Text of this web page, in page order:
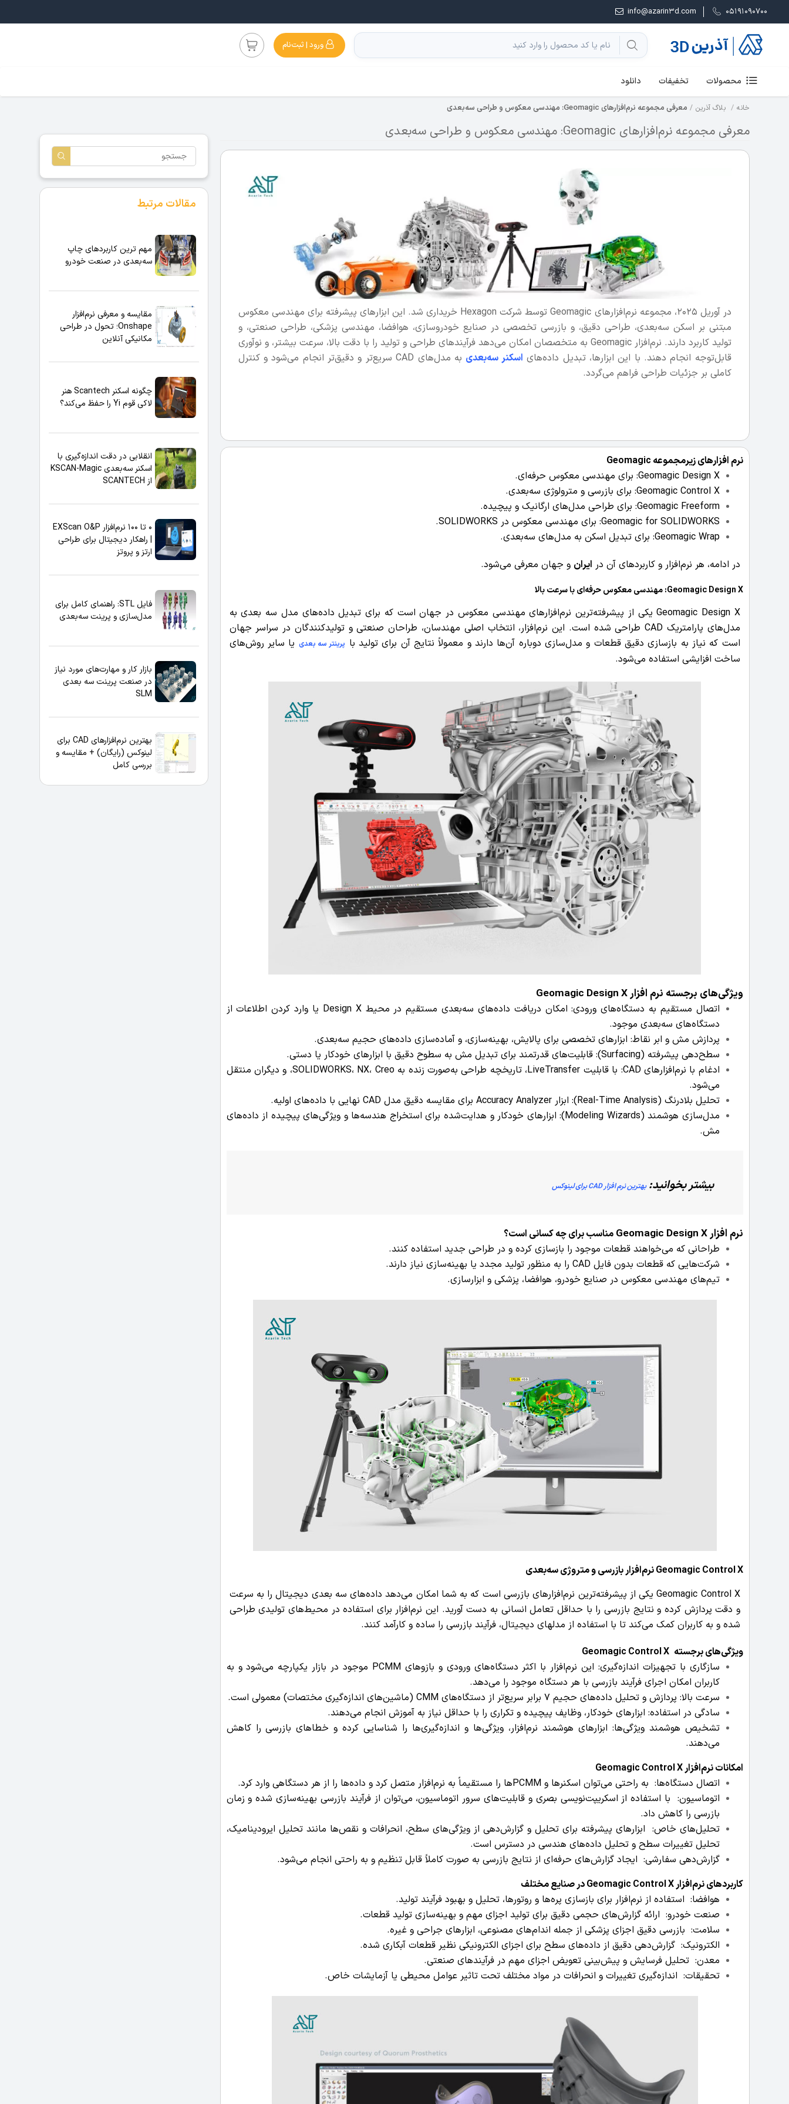
05191090700
info@azarin3d.com
ورود | ثبت‌نام
محصولات تخفیفات دانلود
خانه بلاگ آذرین معرفی مجموعه نرم‌افزارهای Geomagic: مهندسی معکوس و طراحی سه‌بعدی
معرفی مجموعه نرم‌افزارهای Geomagic: مهندسی معکوس و طراحی سه‌بعدی
در آوریل 2025، مجموعه نرم‌افزارهای Geomagic توسط شرکت Hexagon خریداری شد. این ابزارهای پیشرفته برای مهندسی معکوس
مبتنی بر اسکن سه‌بعدی، طراحی دقیق، و بازرسی تخصصی در صنایع خودروسازی، هوافضا، مهندسی پزشکی، طراحی صنعتی، و
تولید کاربرد دارند. نرم‌افزار Geomagic به متخصصان امکان می‌دهد فرآیندهای طراحی و تولید را با دقت بالا، سرعت بیشتر، و نوآوری
قابل‌توجه انجام دهند. با این ابزارها، تبدیل داده‌های اسکنر سه‌بعدی
به مدل‌های CAD سریع‌تر و دقیق‌تر انجام می‌شود و کنترل
کاملی بر جزئیات طراحی فراهم می‌گردد.
نرم افزارهای زیرمجموعه Geomagic
Geomagic Design X: برای مهندسی معکوس حرفه‌ای.
Geomagic Control X: برای بازرسی و مترولوژی سه‌بعدی.
Geomagic Freeform: برای طراحی مدل‌های ارگانیک و پیچیده.
Geomagic for SOLIDWORKS: برای مهندسی معکوس در SOLIDWORKS.
Geomagic Wrap: برای تبدیل اسکن به مدل‌های سه‌بعدی.
در ادامه، هر نرم‌افزار و کاربردهای آن در ایران و جهان معرفی می‌شود.
Geomagic Design X: مهندسی معکوس حرفه‌ای با سرعت بالا
Geomagic Design X یکی از پیشرفته‌ترین نرم‌افزارهای مهندسی معکوس در جهان است که برای تبدیل داده‌های مدل سه بعدی به
مدل‌های پارامتریک CAD طراحی شده است. این نرم‌افزار، انتخاب اصلی مهندسان، طراحان صنعتی و تولیدکنندگان در سراسر جهان
است که نیاز به بازسازی دقیق قطعات و مدل‌سازی دوباره آن‌ها دارند و معمولاً نتایج آن برای تولید با پرینتر سه بعدی یا سایر روش‌های
ساخت افزایشی استفاده می‌شود.
ویژگی‌های برجسته نرم افزارGeomagic Design X
اتصال مستقیم به دستگاه‌های ورودی: امکان دریافت داده‌های سه‌بعدی مستقیم در محیط Design X یا وارد کردن اطلاعات از
دستگاه‌های سه‌بعدی موجود.
پردازش مش و ابر نقاط: ابزارهای تخصصی برای پالایش، بهینه‌سازی، و آماده‌سازی داده‌های حجیم سه‌بعدی.
سطح‌دهی پیشرفته (Surfacing): قابلیت‌های قدرتمند برای تبدیل مش به سطوح دقیق با ابزارهای خودکار یا دستی.
ادغام با نرم‌افزارهای CAD: با قابلیت LiveTransfer، تاریخچه طراحی به‌صورت زنده به SOLIDWORKS، NX، Creo، و دیگران منتقل
می‌شود.
تحلیل بلادرنگ (Real-Time Analysis): ابزار Accuracy Analyzer برای مقایسه دقیق مدل CAD نهایی با داده‌های اولیه.
مدل‌سازی هوشمند (Modeling Wizards): ابزارهای خودکار و هدایت‌شده برای استخراج هندسه‌ها و ویژگی‌های پیچیده از داده‌های
مش.
بیشتر بخوانید:بهترین نرم افزار CAD برای لینوکس
نرم افزارGeomagic Design X مناسب برای چه کسانی است؟
طراحانی که می‌خواهند قطعات موجود را بازسازی کرده و در طراحی جدید استفاده کنند.
شرکت‌هایی که قطعات بدون فایل CAD را به منظور تولید مجدد یا بهینه‌سازی نیاز دارند.
تیم‌های مهندسی معکوس در صنایع خودرو، هوافضا، پزشکی و ابزارسازی.
Geomagic Control Xنرم‌افزار بازرسی و متروژی سه‌بعدی
Geomagic Control X یکی از پیشرفته‌ترین نرم‌افزارهای بازرسی است که به شما امکان می‌دهد داده‌های سه بعدی دیجیتال را به سرعت
و دقت پردازش کرده و نتایج بازرسی را با حداقل تعامل انسانی به دست آورید. این نرم‌افزار برای استفاده در محیط‌های تولیدی طراحی
شده و به کاربران کمک می‌کند تا با استفاده از مدلهای دیجیتال، فرآیند بازرسی را ساده و کارآمد کنند.
ویژگی‌های برجسته Geomagic Control X
سازگاری با تجهیزات اندازه‌گیری: این نرم‌افزار با اکثر دستگاه‌های ورودی و بازوهای PCMM موجود در بازار یکپارچه می‌شود و به
کاربران امکان اجرای فرآیند بازرسی با هر دستگاه موجود را می‌دهد.
سرعت بالا: پردازش و تحلیل داده‌های حجیم 7 برابر سریع‌تر از دستگاه‌های CMM (ماشین‌های اندازه‌گیری مختصات) معمولی است.
سادگی در استفاده: ابزارهای خودکار، وظایف پیچیده و تکراری را با حداقل نیاز به آموزش انجام می‌دهند.
تشخیص هوشمند ویژگی‌ها: ابزارهای هوشمند نرم‌افزار، ویژگی‌ها و اندازه‌گیری‌ها را شناسایی کرده و خطاهای بازرسی را کاهش
می‌دهند.
امکانات نرم‌افزارGeomagic Control X
اتصال دستگاه‌ها: به راحتی می‌توان اسکنرها و PCMM‌ها را مستقیماً به نرم‌افزار متصل کرد و داده‌ها را از هر دستگاهی وارد کرد.
اتوماسیون: با استفاده از اسکریپت‌نویسی بصری و قابلیت‌های سرور اتوماسیون، می‌توان از فرآیند بازرسی بهینه‌سازی شده و زمان
بازرسی را کاهش داد.
تحلیل‌های خاص: ابزارهای پیشرفته برای تحلیل و گزارش‌دهی از ویژگی‌های سطح، انحرافات و نقص‌ها مانند تحلیل ایرودینامیک،
تحلیل تغییرات سطح و تحلیل داده‌های هندسی در دسترس است.
گزارش‌دهی سفارشی: ایجاد گزارش‌های حرفه‌ای از نتایج بازرسی به صورت کاملاً قابل تنظیم و به راحتی انجام می‌شود.
کاربردهاینرم‌افزارGeomagic Control Xدر صنایع مختلف
هوافضا: استفاده از نرم‌افزار برای بازسازی پره‌ها و روتورها، تحلیل و بهبود فرآیند تولید.
صنعت خودرو: ارائه گزارش‌های حجمی دقیق برای تولید اجزای مهم و بهینه‌سازی تولید قطعات.
سلامت: بازرسی دقیق اجزای پزشکی از جمله اندام‌های مصنوعی، ابزارهای جراحی و غیره.
الکترونیک: گزارش‌دهی دقیق از داده‌های سطح برای اجزای الکترونیکی نظیر قطعات آبکاری شده.
معدن: تحلیل فرسایش و پیش‌بینی تعویض اجزای مهم در فرآیندهای صنعتی.
تحقیقات: اندازه‌گیری تغییرات و انحرافات در مواد مختلف تحت تاثیر عوامل محیطی یا آزمایشات خاص.
مقالات مرتبط
مهم ترین کاربردهای چاپ
سه‌بعدی در صنعت خودرو
مقایسه و معرفی نرم‌افزار
Onshape؛ تحول در طراحی
مکانیکی آنلاین
چگونه اسکنر Scantech هنر
لاکی قوم Yi را حفظ می‌کند؟
انقلابی در دقت اندازه‌گیری با
اسکنر سه‌بعدی KSCAN-Magic
از SCANTECH
0 تا 100 نرم‌افزار EXScan O&P
| راهکار دیجیتال برای طراحی
ارتز و پروتز
فایل STL: راهنمای کامل برای
مدل‌سازی و پرینت سه‌بعدی
بازار کار و مهارت‌های مورد نیاز
در صنعت پرینت سه بعدی
SLM
بهترین نرم‌افزارهای CAD برای
لینوکس (رایگان) + مقایسه و
بررسی کامل